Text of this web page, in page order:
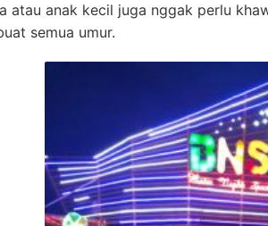
atau anak kecil juga nggak perlu
semua umur.